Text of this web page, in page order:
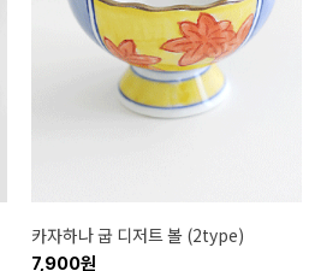
카자하나 굽 디저트 볼 (2type)
7,900원